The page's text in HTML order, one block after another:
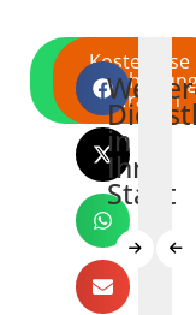
Direkt per
WhatsApp
schreiben
Kostenlose
anfragen
in
Ihrer
Stadt
Mehr